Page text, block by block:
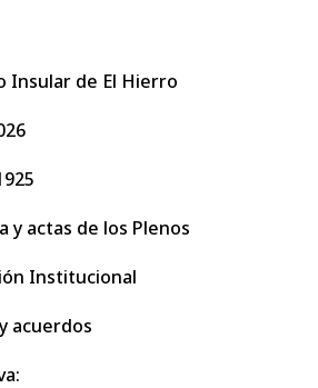
Insular de El Hierro
y actas de los Plenos
Institucional
acuerdos